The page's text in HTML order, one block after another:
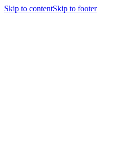
Skip to contentSkip to footer